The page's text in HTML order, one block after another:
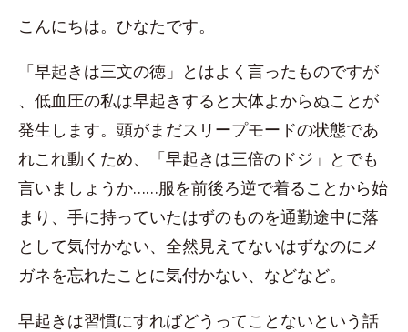
こんにちは。ひなたです。
「早起きは三文の徳」とはよく言ったものですが
、低血圧の私は早起きすると大体よからぬことが
発生します。頭がまだスリープモードの状態であ
れこれ動くため、「早起きは三倍のドジ」とでも
言いましょうか……服を前後ろ逆で着ることから始
まり、手に持っていたはずのものを通勤途中に落
として気付かない、全然見えてないはずなのにメ
ガネを忘れたことに気付かない、などなど。
早起きは習慣にすればどうってことないという話